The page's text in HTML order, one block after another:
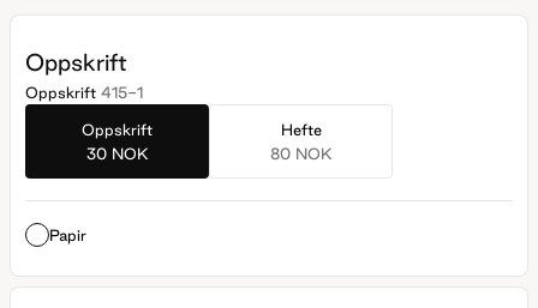
Oppskrift
Oppskrift 415-1
Oppskrift
30 NOK
Hefte
80 NOK
Papir